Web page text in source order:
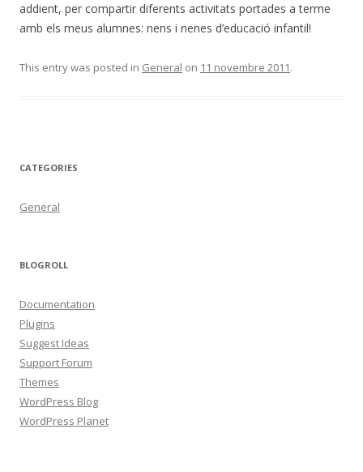
addient, per compartir diferents activitats portades a terme
amb els meus alumnes: nens i nenes d’educació infantil!
This entry was posted in General on 11 novembre 2011.
CATEGORIES
General
BLOGROLL
Documentation
Plugins
Suggest Ideas
Support Forum
Themes
WordPress Blog
WordPress Planet